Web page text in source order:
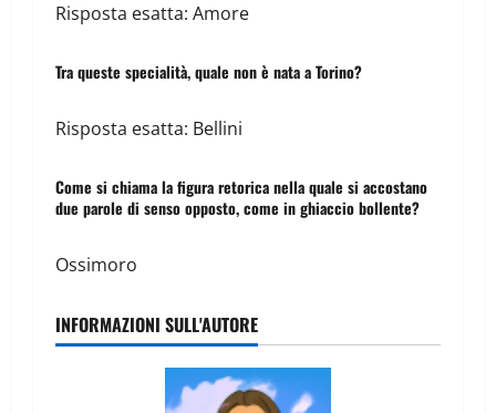
Risposta esatta: Amore
Tra queste specialità, quale non è nata a Torino?
Risposta esatta: Bellini
Come si chiama la figura retorica nella quale si accostano
due parole di senso opposto, come in ghiaccio bollente?
Ossimoro
INFORMAZIONI SULL'AUTORE